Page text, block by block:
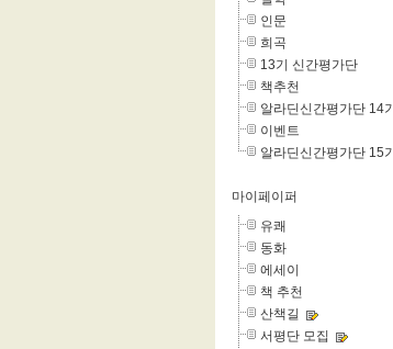
인문
희곡
13기 신간평가단
책추천
알라딘신간평가단 14기
이벤트
알라딘신간평가단 15기
마이페이퍼
유쾌
동화
에세이
책 추천
산책길
서평단 모집